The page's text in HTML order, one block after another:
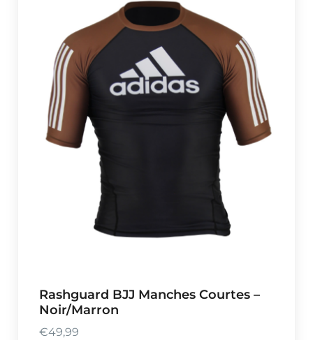
Rashguard BJJ Manches Courtes –
Noir/Marron
€49,99